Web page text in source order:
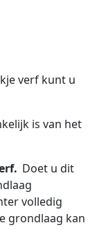
verf kunt u
is van het
Doet u dit
volledig
grondlaag kan